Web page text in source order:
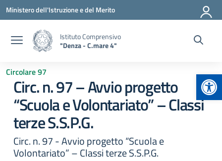
Vai ai contenuti
Vai al menu di navigazione
Vai al footer
Ministero dell'Istruzione e del Merito
Istituto Comprensivo
"Denza - C.mare 4"
Circolare 97
Circ. n. 97 – Avvio progetto
“Scuola e Volontariato” – Classi
terze S.S.P.G.
Circ. n. 97 - Avvio progetto “Scuola e
Volontariato” – Classi terze S.S.P.G.